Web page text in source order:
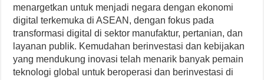
menargetkan untuk menjadi negara dengan ekonomi
digital terkemuka di ASEAN, dengan fokus pada
transformasi digital di sektor manufaktur, pertanian, dan
layanan publik. Kemudahan berinvestasi dan kebijakan
yang mendukung inovasi telah menarik banyak pemain
teknologi global untuk beroperasi dan berinvestasi di